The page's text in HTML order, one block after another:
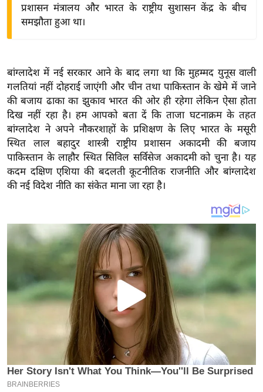
ष
ज्ञ
रा
य
ब
ज
ट
खे
क्रि
के
P
L
6
क्रा
प्रशासन मंत्रालय और भारत के राष्ट्रीय सुशासन केंद्र के बीच
समझौता हुआ था।
बांग्लादेश में नई सरकार आने के बाद लगा था कि मुहम्मद युनूस वाली
गलतियां नहीं दोहराई जाएंगी और चीन तथा पाकिस्तान के खेमे में जाने
की बजाय ढाका का झुकाव भारत की ओर ही रहेगा लेकिन ऐसा होता
दिख नहीं रहा है। हम आपको बता दें कि ताजा घटनाक्रम के तहत
बांग्लादेश ने अपने नौकरशाहों के प्रशिक्षण के लिए भारत के मसूरी
स्थित लाल बहादुर शास्त्री राष्ट्रीय प्रशासन अकादमी की बजाय
पाकिस्तान के लाहौर स्थित सिविल सर्विसेज अकादमी को चुना है। यह
कदम दक्षिण एशिया की बदलती कूटनीतिक राजनीति और बांग्लादेश
की नई विदेश नीति का संकेत माना जा रहा है।